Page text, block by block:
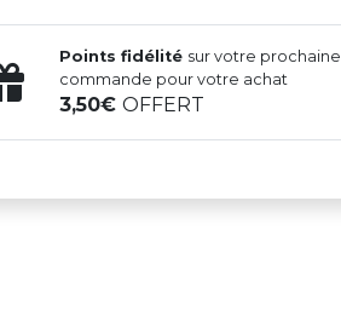
Points fidélité sur votre prochaine
commande pour votre achat
3,50OFFERT